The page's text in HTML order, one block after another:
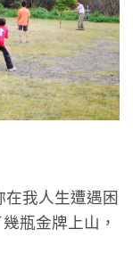
我人生遭遇困
瓶金牌上山，